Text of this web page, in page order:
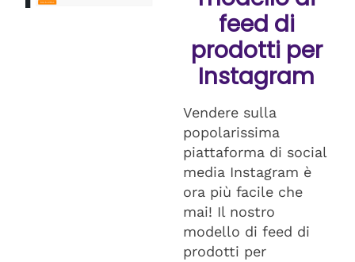
feed di
prodotti per
Instagram
Vendere sulla
popolarissima
piattaforma di social
media Instagram è
ora più facile che
mai! Il nostro
modello di feed di
prodotti per